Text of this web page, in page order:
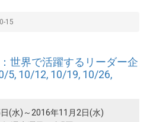
15
：世界で活躍するリーダー企
5, 10/12, 10/19, 10/26,
(水)～2016年11月2日(水)